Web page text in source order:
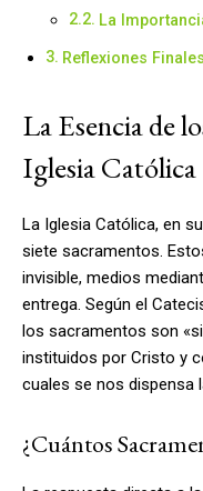
La
Reflexiones
La Esencia de
Iglesia Católica
La Iglesia Católica, en
siete sacramentos.
invisible, medios
entrega. Según el
los sacramentos son
instituidos por Cristo y
cuales se nos dispensa
¿Cuántos